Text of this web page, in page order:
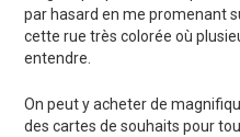
par hasard en me promenant
cette rue très colorée où
entendre.
On peut y acheter de
des cartes de souhaits pour